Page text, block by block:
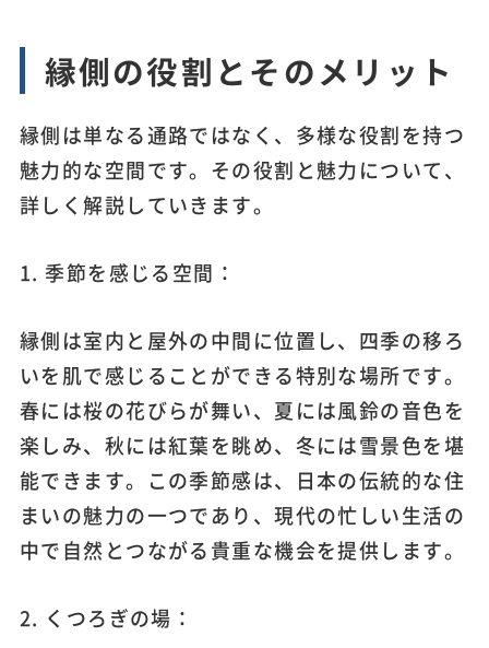
縁側の役割とそのメリット
縁側は単なる通路ではなく、多様な役割を持つ
魅力的な空間です。その役割と魅力について、
詳しく解説していきます。
1. 季節を感じる空間：
縁側は室内と屋外の中間に位置し、四季の移ろ
いを肌で感じることができる特別な場所です。
春には桜の花びらが舞い、夏には風鈴の音色を
楽しみ、秋には紅葉を眺め、冬には雪景色を堪
能できます。この季節感は、日本の伝統的な住
まいの魅力の一つであり、現代の忙しい生活の
中で自然とつながる貴重な機会を提供します。
2. くつろぎの場：